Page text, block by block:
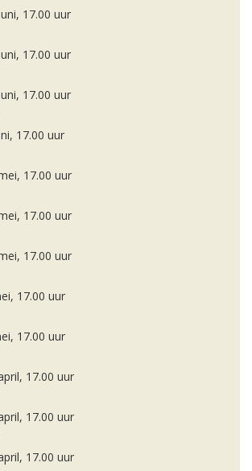
17.00 uur
17.00 uur
17.00 uur
17.00 uur
17.00 uur
17.00 uur
17.00 uur
17.00 uur
17.00 uur
17.00 uur
17.00 uur
17.00 uur